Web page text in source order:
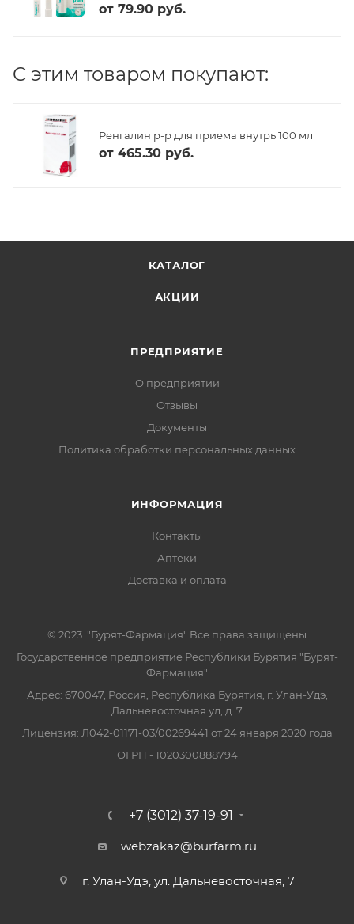
от 79.90 руб.
C этим товаром покупают:
Ренгалин р-р для приема внутрь 100 мл
от 465.30 руб.
КАТАЛОГ
АКЦИИ
ПРЕДПРИЯТИЕ
О предприятии
Отзывы
Документы
Политика обработки персональных данных
ИНФОРМАЦИЯ
Контакты
Аптеки
Доставка и оплата
© 2023. "Бурят-Фармация" Все права защищены
Государственное предприятие Республики Бурятия "Бурят-
Фармация"
Адрес: 670047, Россия, Республика Бурятия, г. Улан-Удэ,
Дальневосточная ул, д. 7
Лицензия: Л042-01171-03/00269441 от 24 января 2020 года
ОГРН - 1020300888794
+7 (3012) 37-19-91
webzakaz@burfarm.ru
г. Улан-Удэ, ул. Дальневосточная, 7